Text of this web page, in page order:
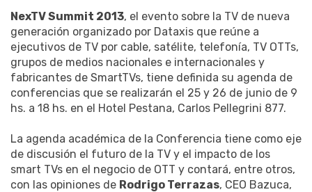
NexTV Summit 2013, el evento sobre la TV de nueva
generación organizado por Dataxis que reúne a
ejecutivos de TV por cable, satélite, telefonía, TV OTTs,
grupos de medios nacionales e internacionales y
fabricantes de SmartTVs, tiene definida su agenda de
conferencias que se realizarán el 25 y 26 de junio de 9
hs. a 18 hs. en el Hotel Pestana, Carlos Pellegrini 877.
La agenda académica de la Conferencia tiene como eje
de discusión el futuro de la TV y el impacto de los
smart TVs en el negocio de OTT y contará, entre otros,
con las opiniones de Rodrigo Terrazas, CEO Bazuca,